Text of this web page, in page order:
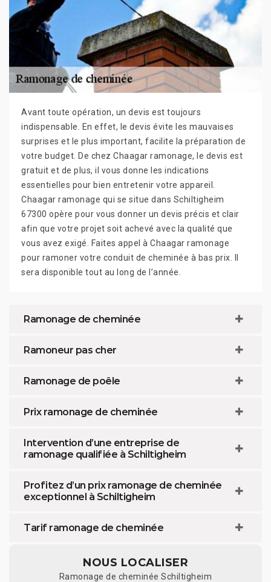
Avant toute opération, un devis est toujours
indispensable. En effet, le devis évite les mauvaises
surprises et le plus important, facilite la préparation de
votre budget. De chez Chaagar ramonage, le devis est
gratuit et de plus, il vous donne les indications
essentielles pour bien entretenir votre appareil.
Chaagar ramonage qui se situe dans Schiltigheim
67300 opère pour vous donner un devis précis et clair
afin que votre projet soit achevé avec la qualité que
vous avez exigé. Faites appel à Chaagar ramonage
pour ramoner votre conduit de cheminée à bas prix. Il
sera disponible tout au long de l’année.
Ramonage de cheminée
Ramoneur pas cher
Ramonage de poêle
Prix ramonage de cheminée
Intervention d’une entreprise de
ramonage qualifiée à Schiltigheim
Profitez d’un prix ramonage de cheminée
exceptionnel à Schiltigheim
Tarif ramonage de cheminée
NOUS LOCALISER
Ramonage de cheminée Schiltigheim